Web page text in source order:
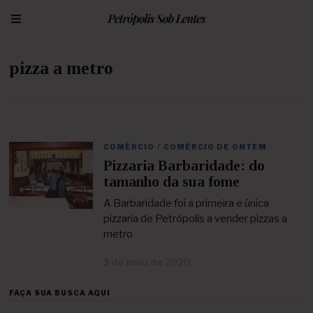
pizza a metro
COMÉRCIO / COMÉRCIO DE ONTEM
Pizzaria Barbaridade: do
tamanho da sua fome
A Barbaridade foi a primeira e única
pizzaria de Petrópolis a vender pizzas a
metro
FAÇA SUA BUSCA AQUI